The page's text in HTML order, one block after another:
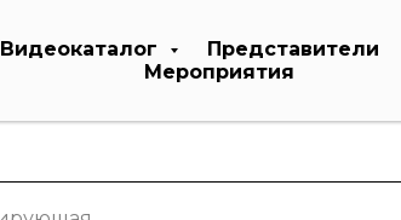
Видеокаталог Представители
Мероприятия